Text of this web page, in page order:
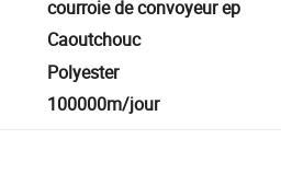
courroie de convoyeur ep
Caoutchouc
Polyester
100000m/jour